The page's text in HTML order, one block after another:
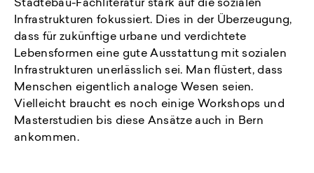
Städtebau-Fachliteratur stark auf die sozialen
Infrastrukturen fokussiert. Dies in der Überzeugung,
dass für zukünftige urbane und verdichtete
Lebensformen eine gute Ausstattung mit sozialen
Infrastrukturen unerlässlich sei. Man flüstert, dass
Menschen eigentlich analoge Wesen seien.
Vielleicht braucht es noch einige Workshops und
Masterstudien bis diese Ansätze auch in Bern
ankommen.